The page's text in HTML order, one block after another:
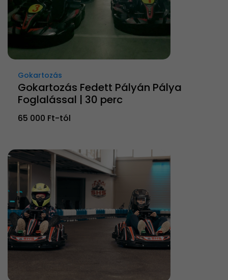
Gokartozás
Gokartozás Fedett Pályán Pálya
Foglalással | 30 perc
65 000 Ft-tól